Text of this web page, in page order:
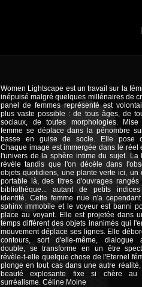
Women Lightscape est un travail sur la
inépuisé malgré quelques millénaires de
panel de femmes représenté est
plus vaste possible : de tous âges, de
sociaux, de toutes morphologies.
femme se déplace dans la pénombre
basse en guise de socle. Elle pose
Chaque image est immergée dans le réel
l'univers de la sphère intime du sujet. La
révèle tandis que l'on décèle dans
objets quotidiens, une plante verte ici, un
portable là, des titres d'ouvrages rangés
bibliothèque... autant de petits
identité. Cette femme nue n'a
sphinx immobile et le voyeur est banni
place au voyant. Elle est projetée dans
temps différent des objets inanimés qui
mouvement déplace ses lignes. Elle
contours, sort d'elle-même, dialogue
double, se transforme en un être
révèle-t-elle quelque chose de l'Eternel
plonge en tout cas dans une autre
beauté explosante fixe si chère
surréalisme. Céline Moine